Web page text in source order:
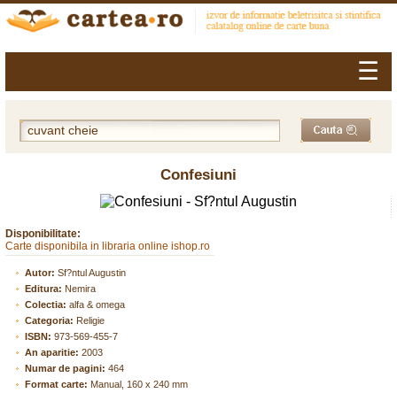
☰
Confesiuni
Disponibilitate:
Carte disponibila in libraria online ishop.ro
Autor: Sf?ntul Augustin
Editura: Nemira
Colectia: alfa & omega
Categoria: Religie
ISBN: 973-569-455-7
An aparitie: 2003
Numar de pagini: 464
Format carte: Manual, 160 x 240 mm